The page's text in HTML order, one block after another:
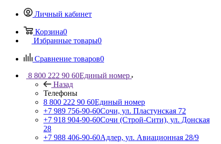
Личный кабинет
Корзина0
Избранные товары0
Сравнение товаров0
8 800 222 90 60Единый номер
Назад
Телефоны
8 800 222 90 60Единый номер
+7 989 756-90-60Сочи, ул. Пластунская 72
+7 918 904-90-60Сочи (Строй-Сити), ул. Донская
28
+7 988 406-90-60Адлер, ул. Авиационная 28/9